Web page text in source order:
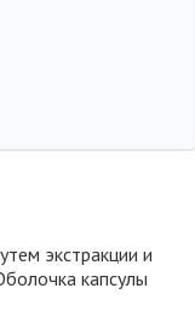
экстракции и
капсулы